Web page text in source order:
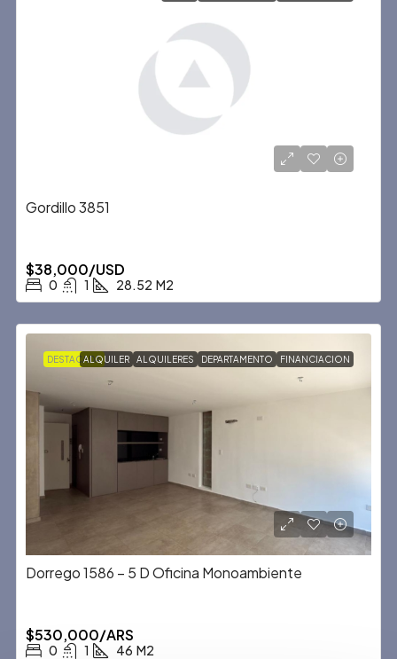
Gordillo 3851
$38,000/USD
0 1 28.52 M2
DESTACADAALQUILER ALQUILERES DEPARTAMENTO FINANCIACION
Dorrego 1586 – 5 D Oficina Monoambiente
$530,000/ARS
0 1 46 M2